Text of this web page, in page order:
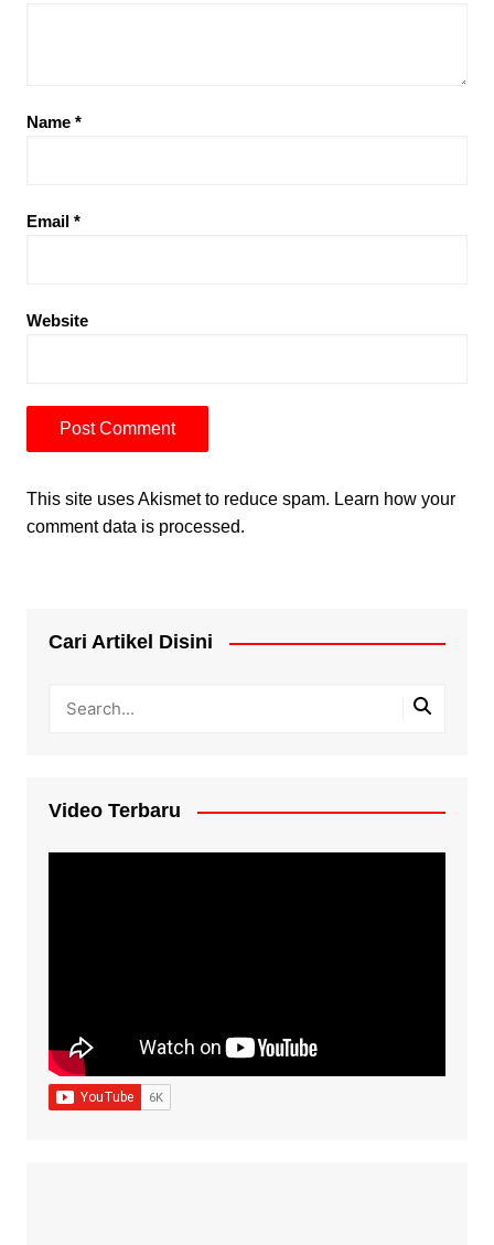
Name *
Email *
Website
This site uses Akismet to reduce spam. Learn how your
comment data is processed.
Cari Artikel Disini
Video Terbaru